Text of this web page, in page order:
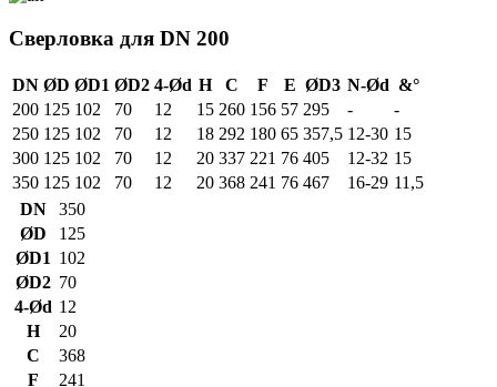
Сверловка для DN 200
DN ØD ØD1 ØD2 4-Ød H C F E ØD3 N-Ød &°
200 125 102 70 12 15 260 156 57 295 -
-
250 125 102 70 12 18 292 180 65 357,5 12-30 15
300 125 102 70 12 20 337 221 76 405 12-32 15
350 125 102 70 12 20 368 241 76 467 16-29 11,5
DN
350
ØD
125
ØD1 102
ØD2 70
4-Ød 12
H
20
C
368
F
241